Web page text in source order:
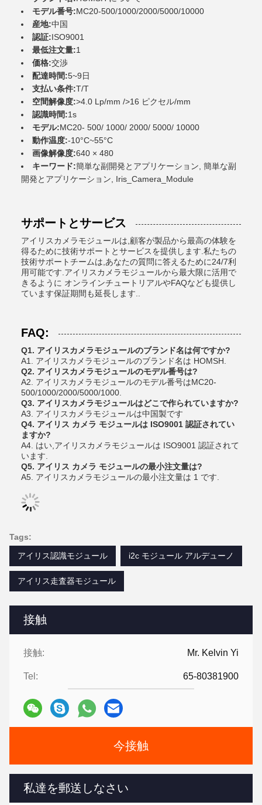
接触
接触: Mr. Kelvin Yi
Tel: 65-80381900
今接触
私達を郵送しなさい
モデル番号:MC20-500/1000/2000/5000/10000
産地:中国
認証:ISO9001
最低注文量:1
価格:交渉
配達時間:5~9日
支払い条件:T/T
空間解像度:>4.0 Lp/mm />16 ピクセル/mm
認識時間:1s
モデル:MC20- 500/ 1000/ 2000/ 5000/ 10000
動作温度:-10°C~55°C
画像解像度:640 × 480
キーワード:簡単な副開発とアプリケーション, 簡単な副
開発とアプリケーション, Iris_Camera_Module
サポートとサービス
アイリスカメラモジュールは,顧客が製品から最高の体験を
得るために技術サポートとサービスを提供します.私たちの
技術サポートチームは,あなたの質問に答えるために24/7利
用可能です.アイリスカメラモジュールから最大限に活用で
きるように オンラインチュートリアルやFAQなども提供し
ています保証期間も延長します..
FAQ:
Q1. アイリスカメラモジュールのブランド名は何ですか?
A1. アイリスカメラモジュールのブランド名は HOMSH.
Q2. アイリスカメラモジュールのモデル番号は?
A2. アイリスカメラモジュールのモデル番号はMC20-
500/1000/2000/5000/1000.
Q3. アイリスカメラモジュールはどこで作られていますか?
A3. アイリスカメラモジュールは中国製です
Q4. アイリス カメラ モジュールは ISO9001 認証されてい
ますか?
A4. はい,アイリスカメラモジュールは ISO9001 認証されて
います.
Q5. アイリス カメラ モジュールの最小注文量は?
A5. アイリスカメラモジュールの最小注文量は 1 です.
Tags:
アイリス認識モジュール
i2c モジュール アルデューノ
アイリス走査器モジュール